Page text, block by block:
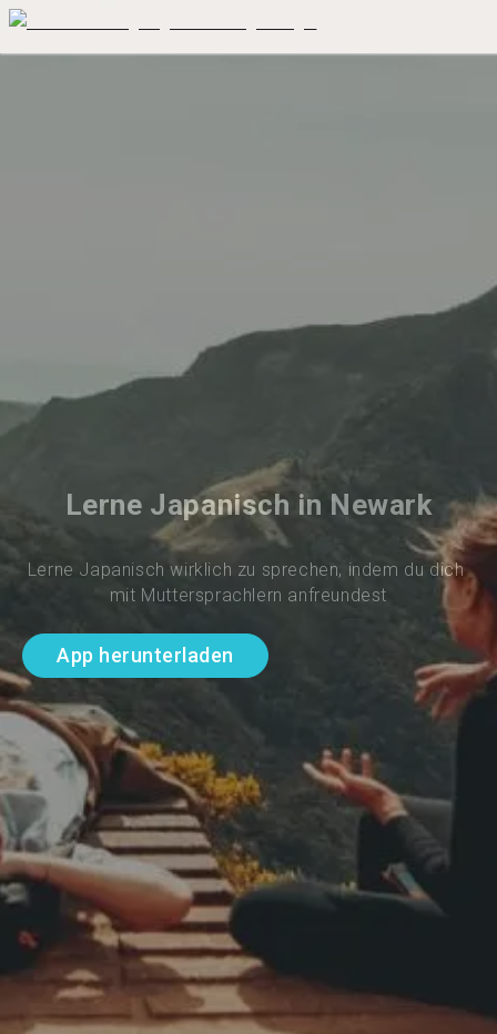
Lerne Japanisch in Newark
Lerne Japanisch wirklich zu sprechen, indem du dich
mit Muttersprachlern anfreundest
App herunterladen